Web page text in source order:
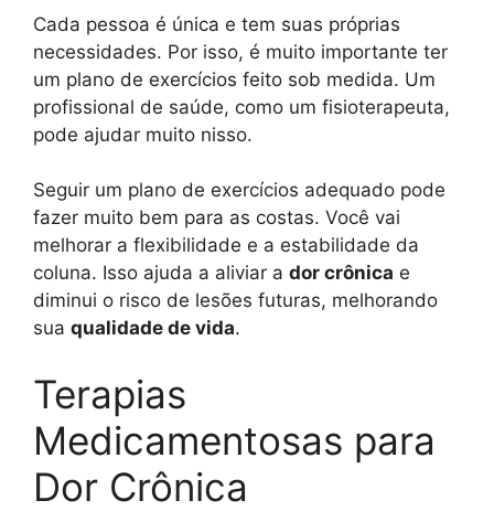
Cada pessoa é única e tem suas próprias
necessidades. Por isso, é muito importante ter
um plano de exercícios feito sob medida. Um
profissional de saúde, como um fisioterapeuta,
pode ajudar muito nisso.
Seguir um plano de exercícios adequado pode
fazer muito bem para as costas. Você vai
melhorar a flexibilidade e a estabilidade da
coluna. Isso ajuda a aliviar a dor crônica e
diminui o risco de lesões futuras, melhorando
sua qualidade de vida.
Terapias
Medicamentosas para
Dor Crônica